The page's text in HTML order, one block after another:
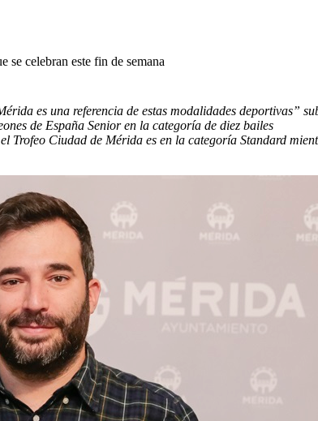
se celebran este fin de semana
es una referencia de estas modalidades deportivas”
de España Senior en la categoría de diez bailes
Ciudad de Mérida es en la categoría Standard